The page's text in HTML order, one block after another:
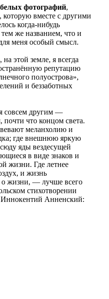
фотографий,
вместе с другими
когда-нибудь
же названием, что и
меня особый смысл.
этой земле, я всегда
репутацию
полуострова»,
и беззаботных
совсем другим —
что концом света.
меланхолию и
где внешнюю яркую
яды вездесущей
в виде знаков и
жизни. Где летнее
и жизнь
о жизни, — лучше всего
стихотворении
Иннокентий Анненский: